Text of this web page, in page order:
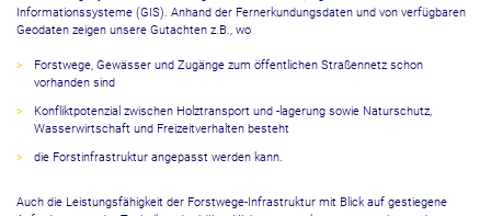
Informationssysteme (GIS). Anhand der Fernerkundungsdaten und von verfügbaren
Geodaten zeigen unsere Gutachten z.B., wo
Forstwege, Gewässer und Zugänge zum öffentlichen Straßennetz schon
vorhanden sind
Konfliktpotenzial zwischen Holztransport und -lagerung sowie Naturschutz,
Wasserwirtschaft und Freizeitverhalten besteht
die Forstinfrastruktur angepasst werden kann.
Auch die Leistungsfähigkeit der Forstwege-Infrastruktur mit Blick auf gestiegene